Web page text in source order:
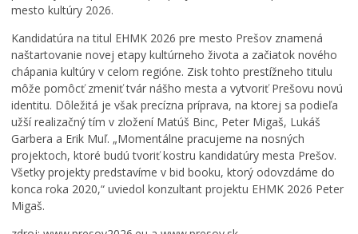
mesto kultúry 2026.
Kandidatúra na titul EHMK 2026 pre mesto Prešov znamená
naštartovanie novej etapy kultúrneho života a začiatok nového
chápania kultúry v celom regióne. Zisk tohto prestížneho titulu
môže pomôcť zmeniť tvár nášho mesta a vytvoriť Prešovu novú
identitu. Dôležitá je však precízna príprava, na ktorej sa podieľa
užší realizačný tím v zložení Matúš Binc, Peter Migaš, Lukáš
Garbera a Erik Muľ. „Momentálne pracujeme na nosných
projektoch, ktoré budú tvoriť kostru kandidatúry mesta Prešov.
Všetky projekty predstavíme v bid booku, ktorý odovzdáme do
konca roka 2020,“ uviedol konzultant projektu EHMK 2026 Peter
Migaš.
p
v
n
é
h
o
r
e
g
á
l
u
p
s
n
i
e
s
o
l
v
d
u
c
h
u
a
i
e
d
e
k
a
n
o
v
i
P
e